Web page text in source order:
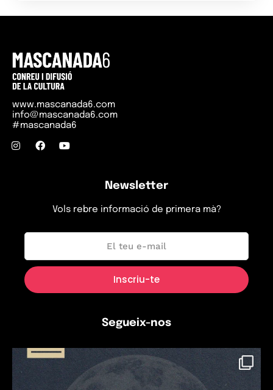
www.mascanada6.com
info@mascanada6.com
#mascanada6
Newsletter
Vols rebre informació de primera mà?
Segueix-nos